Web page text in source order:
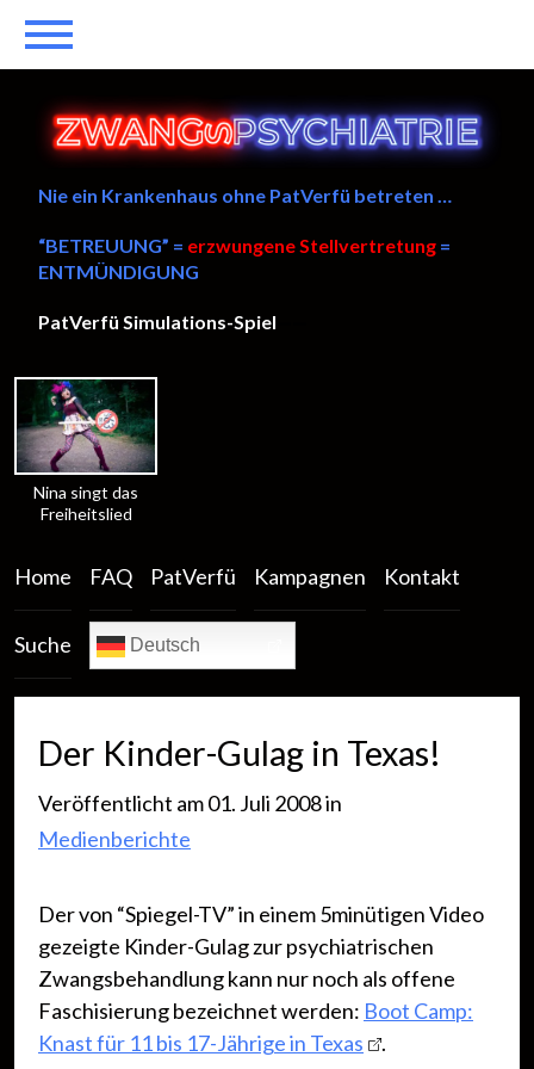
Nina singt das
Freiheitslied
Nie ein Krankenhaus ohne PatVerfü betreten …
“BETREUUNG” = erzwungene Stellvertretung =
ENTMÜNDIGUNG
PatVerfü Simulations-Spiel
Home FAQ PatVerfü Kampagnen Kontakt
Suche Deutsch
Der Kinder-Gulag in Texas!
Veröffentlicht am 01. Juli 2008 in
Medienberichte
Der von “Spiegel-TV” in einem 5minütigen Video
gezeigte Kinder-Gulag zur psychiatrischen
Zwangsbehandlung kann nur noch als offene
Faschisierung bezeichnet werden: Boot Camp:
Knast für 11 bis 17-Jährige in Texas
.